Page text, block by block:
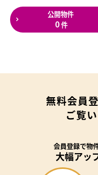
公開物件
0件
無料会員
ご覧
会員登録で物
大幅アッ